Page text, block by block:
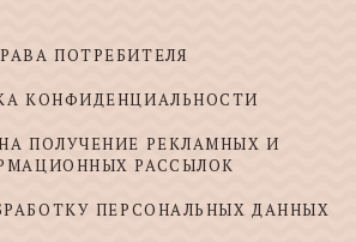
ПОТРЕБИТЕЛЯ
КОНФИДЕНЦИАЛЬНОСТИ
ПОЛУЧЕНИЕ РЕКЛАМНЫХ И
РАССЫЛОК
ПЕРСОНАЛЬНЫХ ДАННЫХ